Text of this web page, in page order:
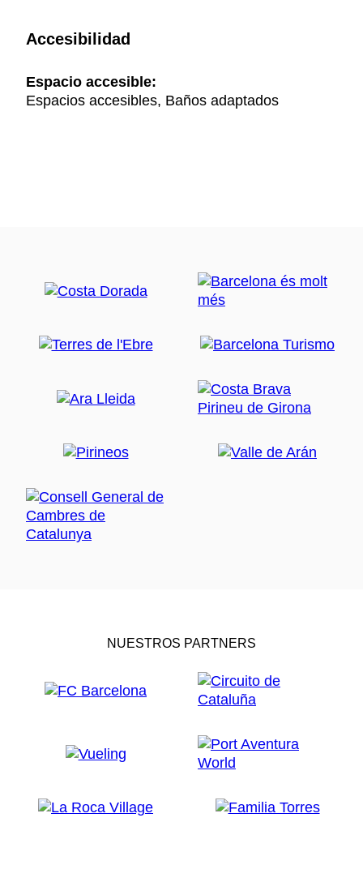
Accesibilidad
Espacio accesible:
Espacios accesibles, Baños adaptados
NUESTROS PARTNERS